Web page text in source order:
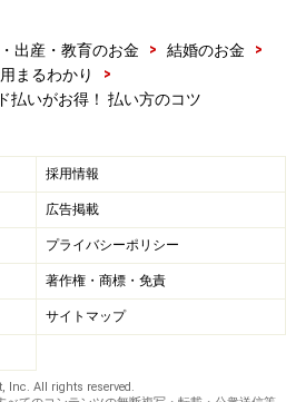
出産・教育のお金 > 結婚のお金
>
まるわかり
>
払いがお得！ 払い方のコツ
採用情報
広告掲載
プライバシーポリシー
著作権・商標・免責
サイトマップ
Inc. All rights reserved.